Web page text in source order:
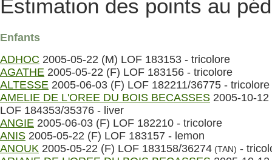
Estimation des points au
Enfants
ADHOC 2005-05-22 (M) LOF 183153 - tricolore
AGATHE 2005-05-22 (F) LOF 183156 - tricolore
ALTESSE 2005-06-03 (F) LOF 182211/36775 - tricolore
AMELIE DE L'OREE DU BOIS BECASSES 2005-10-12
LOF 184353/35376 - liver
ANGIE 2005-06-03 (F) LOF 182210 - tricolore
ANIS 2005-05-22 (F) LOF 183157 - lemon
ANOUK 2005-05-22 (F) LOF 183158/36274 (TAN) -